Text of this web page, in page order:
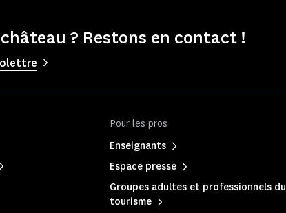
? Restons en contact !
Pour les pros
Enseignants
Espace presse
Groupes adultes et professionnels du
tourisme